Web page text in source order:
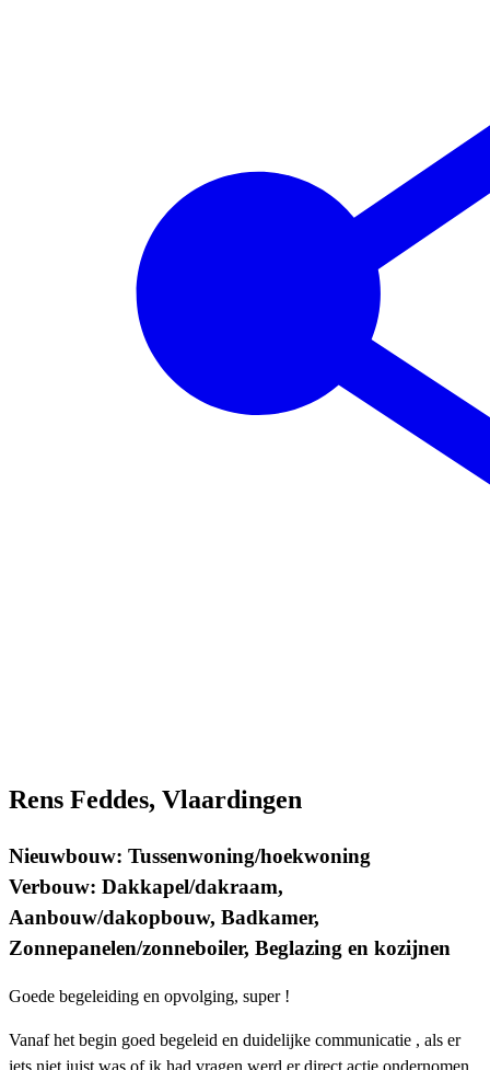
Rens Feddes, Vlaardingen
Nieuwbouw: Tussenwoning/hoekwoning
Verbouw: Dakkapel/dakraam,
Aanbouw/dakopbouw, Badkamer,
Zonnepanelen/zonneboiler, Beglazing en kozijnen
Goede begeleiding en opvolging, super !
Vanaf het begin goed begeleid en duidelijke communicatie , als er